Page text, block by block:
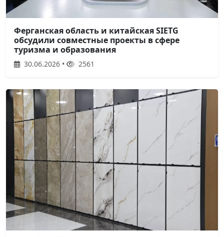
Ферганская область и китайская SIETG
обсудили совместные проекты в сфере
туризма и образования
30.06.2026 • 2561